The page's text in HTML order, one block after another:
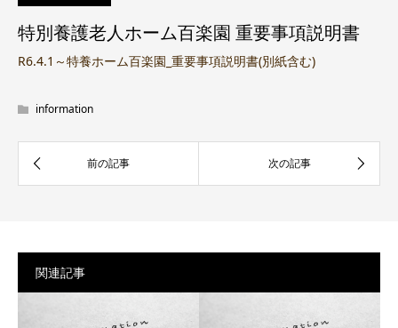
特別養護老人ホーム百楽園 重要事項説明書
R6.4.1～特養ホーム百楽園_重要事項説明書(別紙含む)
information
関連記事